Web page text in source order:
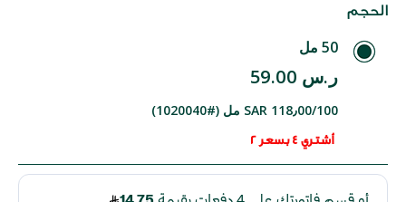
الحجم
50 مل
ر.س 59.00
SAR 118٫00/100 مل (#1020040)
أشتري 4 بسعر 2